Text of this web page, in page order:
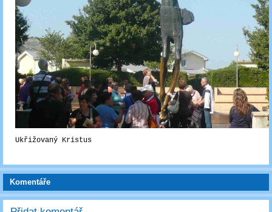
Ukřižovaný Kristus
Komentáře